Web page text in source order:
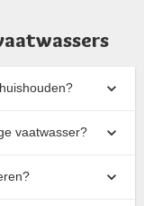
vaatwasser?